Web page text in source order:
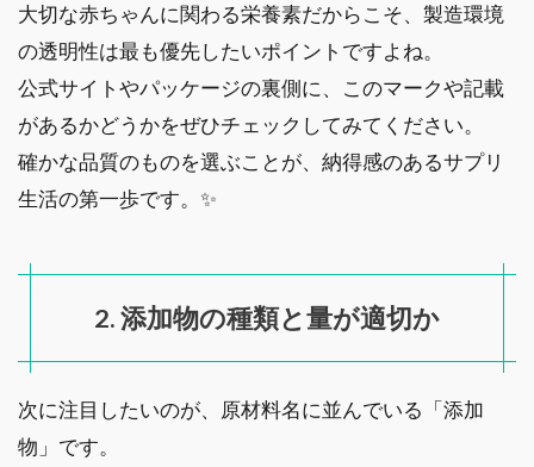
大切な赤ちゃんに関わる栄養素だからこそ、製造環境
の透明性は最も優先したいポイントですよね。
公式サイトやパッケージの裏側に、このマークや記載
があるかどうかをぜひチェックしてみてください。
確かな品質のものを選ぶことが、納得感のあるサプリ
生活の第一歩です。✨
2. 添加物の種類と量が適切か
次に注目したいのが、原材料名に並んでいる「添加
物」です。